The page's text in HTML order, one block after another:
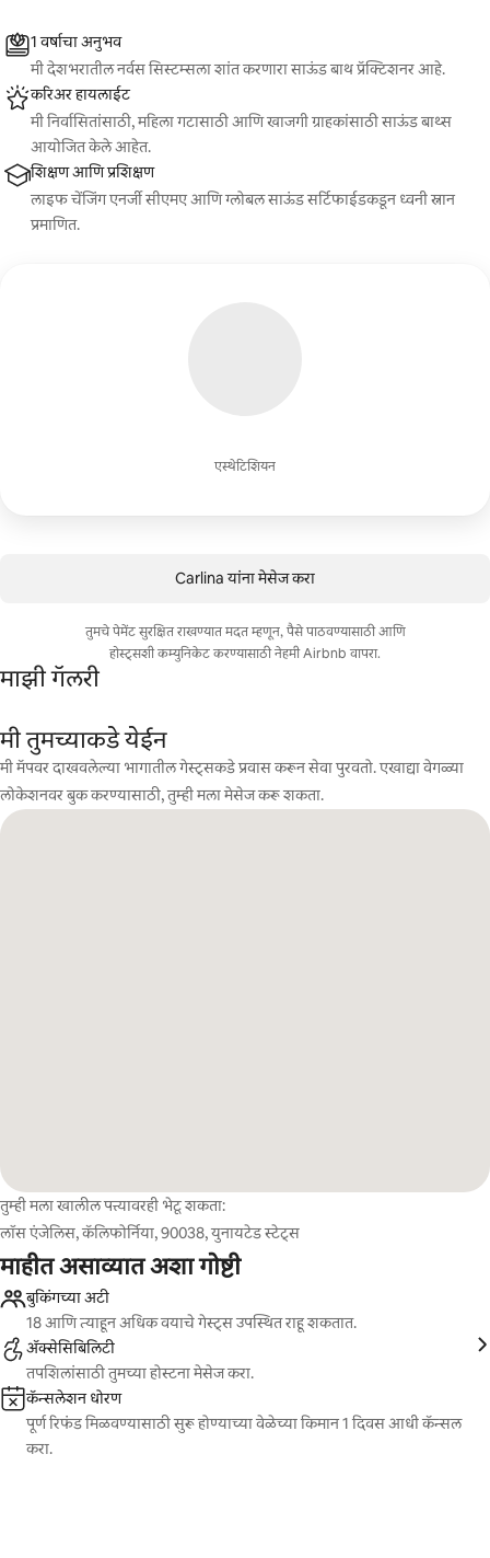
एस्थेटिशियन
1 वर्षाचा अनुभव
मी देशभरातील नर्वस सिस्टम्सला शांत करणारा साऊंड बाथ प्रॅक्टिशनर आहे.
करिअर हायलाईट
मी निर्वासितांसाठी, महिला गटासाठी आणि खाजगी ग्राहकांसाठी साऊंड बाथ्स
आयोजित केले आहेत.
शिक्षण आणि प्रशिक्षण
लाइफ चेंजिंग एनर्जी सीएमए आणि ग्लोबल साऊंड सर्टिफाईडकडून ध्वनी स्नान
प्रमाणित.
Carlina यांना मेसेज करा
तुमचे पेमेंट सुरक्षित राखण्यात मदत म्हणून, पैसे पाठवण्यासाठी आणि
होस्ट्सशी कम्युनिकेट करण्यासाठी नेहमी Airbnb वापरा.
माझी गॅलरी
मी तुमच्याकडे येईन
मी मॅपवर दाखवलेल्या भागातील गेस्ट्सकडे प्रवास करून सेवा पुरवतो. एखाद्या वेगळ्या
लोकेशनवर बुक करण्यासाठी, तुम्ही मला मेसेज करू शकता.
तुम्ही मला खालील पत्त्यावरही भेटू शकता:
लॉस एंजेलिस, कॅलिफोर्निया, 90038, युनायटेड स्टेट्स
माहीत असाव्यात अशा गोष्टी
बुकिंगच्या अटी
18 आणि त्याहून अधिक वयाचे गेस्ट्स उपस्थित राहू शकतात.
ॲक्सेसिबिलिटी
तपशिलांसाठी तुमच्या होस्टना मेसेज करा.
कॅन्सलेशन धोरण
पूर्ण रिफंड मिळवण्यासाठी सुरू होण्याच्या वेळेच्या किमान 1 दिवस आधी कॅन्सल
करा.